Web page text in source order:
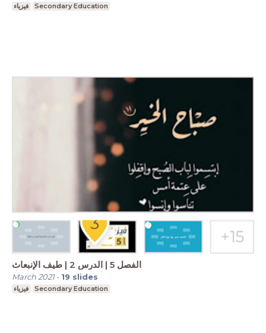
فيزياء Secondary Education
الفصل 5 | الدرس 2 | طيف الإنبعاث
March 2021- 19 slides
فيزياء Secondary Education